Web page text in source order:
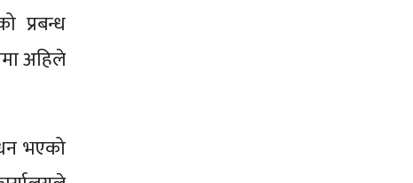
प्रबन्ध
अहिले
भएको